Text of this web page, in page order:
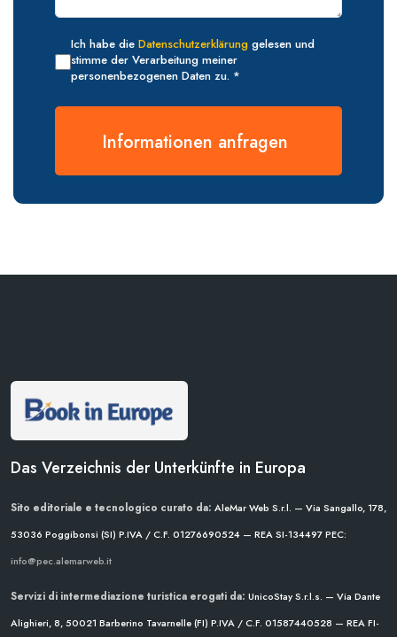
Ich habe die Datenschutzerklärung gelesen und
stimme der Verarbeitung meiner
personenbezogenen Daten zu. *
Informationen anfragen
Das Verzeichnis der Unterkünfte in Europa
Sito editoriale e tecnologico curato da: AleMar Web S.r.l. — Via Sangallo, 178,
53036 Poggibonsi (SI) P.IVA / C.F. 01276690524 — REA SI-134497PEC:
info@pec.alemarweb.it
Servizi di intermediazione turistica erogati da: UnicoStay S.r.l.s. — Via Dante
Alighieri, 8, 50021 Barberino Tavarnelle (FI) P.IVA / C.F. 01587440528 — REA FI-